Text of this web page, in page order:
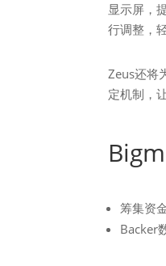
显示屏，
行调整，
Zeus还将
定机制，
筹集资
Backer